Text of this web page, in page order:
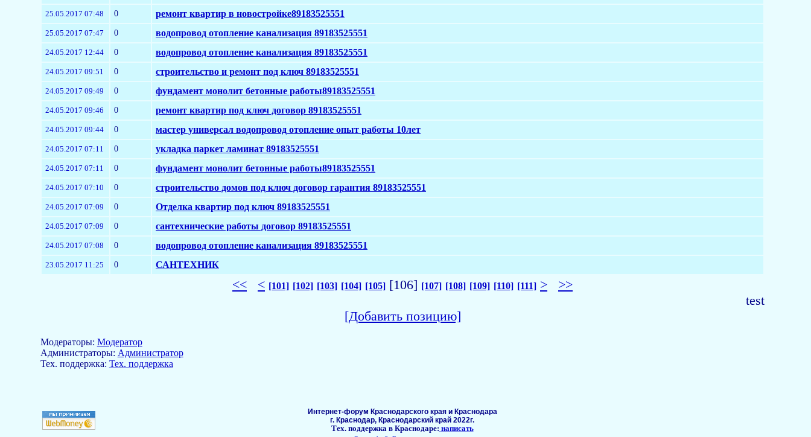
25.05.2017 07:48 0 ремонт квартир в новостройке89183525551
25.05.2017 07:47 0 водопровод отопление канализация 89183525551
24.05.2017 12:44 0 водопровод отопление канализация 89183525551
24.05.2017 09:51 0 строительство и ремонт под ключ 89183525551
24.05.2017 09:49 0 фундамент монолит бетонные работы89183525551
24.05.2017 09:46 0 ремонт квартир под ключ договор 89183525551
24.05.2017 09:44 0 мастер универсал водопровод отопление опыт работы 10лет
24.05.2017 07:11 0 укладка паркет ламинат 89183525551
24.05.2017 07:11 0 фундамент монолит бетонные работы89183525551
24.05.2017 07:10 0 строительство домов под ключ договор гарантия 89183525551
24.05.2017 07:09 0 Отделка квартир под ключ 89183525551
24.05.2017 07:09 0 сантехнические работы договор 89183525551
24.05.2017 07:08 0 водопровод отопление канализация 89183525551
23.05.2017 11:25 0 САНТЕХНИК
<< < [101] [102] [103] [104] [105] [106] [107] [108] [109] [110] [111] >
>>
test
[Добавить позицию]
Модераторы: Модератор
Aдминистраторы: Администратор
Тех. поддержка: Тех. поддержка
Интернет-форум Краснодарского края и Краснодара
г. Краснодар, Краснодарский край 2022г.
Тех. поддержка в Краснодаре: написать